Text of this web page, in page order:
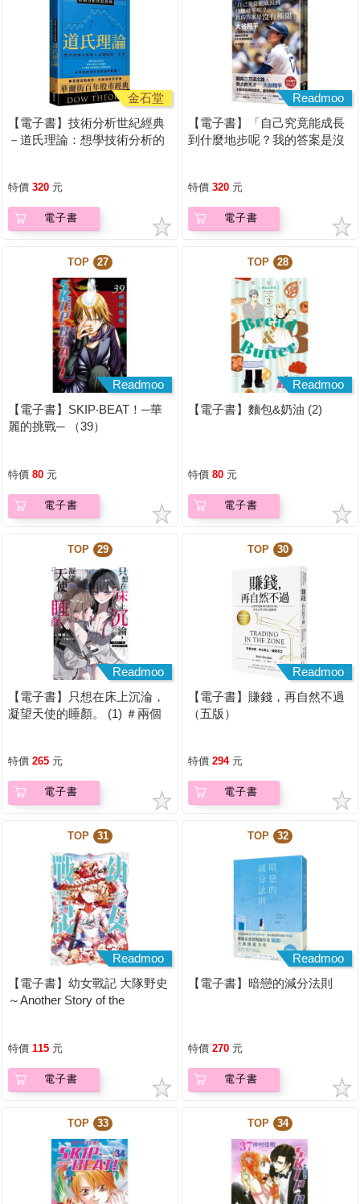
金石堂
【電子書】技術分析世紀經典
－道氏理論：想學技術分析的
特價 320 元
電子書
Readmoo
【電子書】「自己究竟能成長
到什麼地步呢？我的答案是沒
特價 320 元
電子書
TOP 27
Readmoo
【電子書】SKIP‧BEAT！─華
麗的挑戰─ （39）
特價 80 元
電子書
TOP 28
Readmoo
【電子書】麵包&奶油 (2)
特價 80 元
電子書
TOP 29
Readmoo
【電子書】只想在床上沉淪，
凝望天使的睡顏。 (1) ＃兩個
特價 265 元
電子書
TOP 30
Readmoo
【電子書】賺錢，再自然不過
（五版）
特價 294 元
電子書
TOP 31
Readmoo
【電子書】幼女戰記 大隊野史
～Another Story of the
特價 115 元
電子書
TOP 32
Readmoo
【電子書】暗戀的減分法則
特價 270 元
電子書
TOP 33 TOP 34